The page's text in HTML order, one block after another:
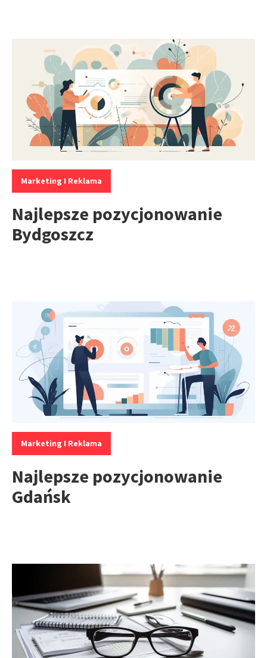
Kategorie:
Marketing I Reklama
Najlepsze pozycjonowanie
Bydgoszcz
Kategorie:
Marketing I Reklama
Najlepsze pozycjonowanie
Gdańsk